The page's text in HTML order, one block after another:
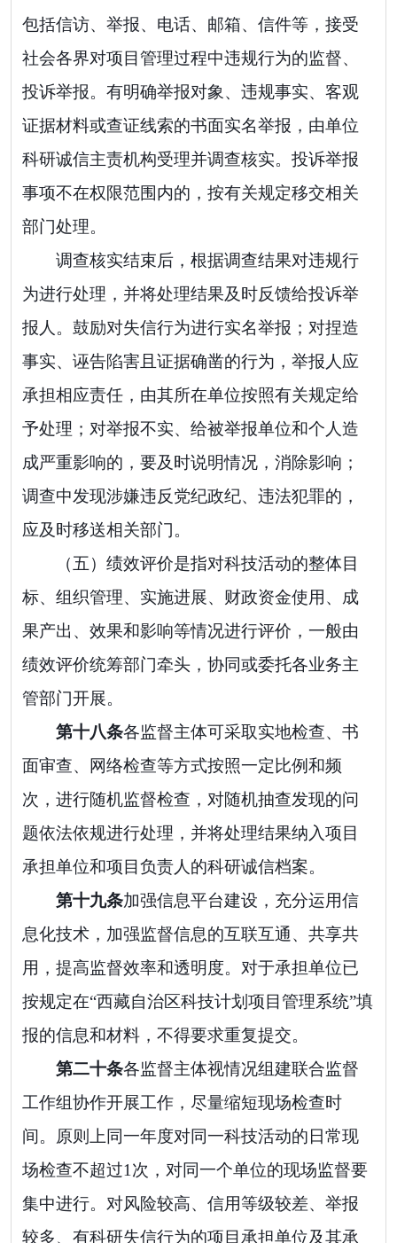
包括信访、举报、电话、邮箱、信件等，接受
社会各界对项目管理过程中违规行为的监督、
投诉举报。有明确举报对象、违规事实、客观
证据材料或查证线索的书面实名举报，由单位
科研诚信主责机构受理并调查核实。投诉举报
事项不在权限范围内的，按有关规定移交相关
部门处理。
调查核实结束后，根据调查结果对违规行
为进行处理，并将处理结果及时反馈给投诉举
报人。鼓励对失信行为进行实名举报；对捏造
事实、诬告陷害且证据确凿的行为，举报人应
承担相应责任，由其所在单位按照有关规定给
予处理；对举报不实、给被举报单位和个人造
成严重影响的，要及时说明情况，消除影响；
调查中发现涉嫌违反党纪政纪、违法犯罪的，
应及时移送相关部门。
（五）绩效评价是指对科技活动的整体目
标、组织管理、实施进展、财政资金使用、成
果产出、效果和影响等情况进行评价，一般由
绩效评价统筹部门牵头，协同或委托各业务主
管部门开展。
第十八条各监督主体可采取实地检查、书
面审查、网络检查等方式按照一定比例和频
次，进行随机监督检查，对随机抽查发现的问
题依法依规进行处理，并将处理结果纳入项目
承担单位和项目负责人的科研诚信档案。
第十九条加强信息平台建设，充分运用信
息化技术， 加强监督信息的互联互通、共享共
用，提高监督效率和透明度。对于承担单位已
按规定在“西藏自治区科技计划项目管理系统”填
报的信息和材料，不得要求重复提交。
第二十条各监督主体视情况组建联合监督
工作组协作开展工作，尽量缩短现场检查时
间。原则上同一年度对同一科技活动的日常现
场检查不超过1 次，对同一个单位的现场监督要
集中进行。对风险较高、信用等级较差、举报
较多、有科研失信行为的项目承担单位及其承